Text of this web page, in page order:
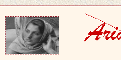
contenu